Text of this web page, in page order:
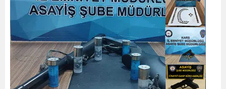
Hatay
Isparta
Mersin
İstanbul